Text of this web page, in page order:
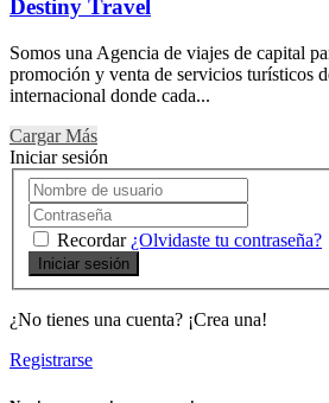
Destiny Travel
Somos una Agencia de viajes de capital
promoción y venta de servicios turísticos
internacional donde cada...
Cargar Más
Iniciar sesión
Recordar ¿Olvidaste tu contraseña?
Iniciar sesión
¿No tienes una cuenta? ¡Crea una!
Registrarse